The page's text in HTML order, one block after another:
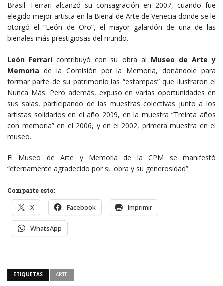
Brasil. Ferrari alcanzó su consagración en 2007, cuando fue
elegido mejor artista en la Bienal de Arte de Venecia donde se le
otorgó el “León de Oro”, el mayor galardón de una de las
bienales más prestigiosas del mundo.
León Ferrari contribuyó con su obra al Museo de Arte y
Memoria de la Comisión por la Memoria, donándole para
formar parte de su patrimonio las “estampas” que ilustraron el
Nunca Más. Pero además, expuso en varias oportunidades en
sus salas, participando de las muestras colectivas junto a los
artistas solidarios en el año 2009, en la muestra “Treinta años
con memoria” en el 2006, y en el 2002, primera muestra en el
museo.
El Museo de Arte y Memoria de la CPM se manifestó
“eternamente agradecido por su obra y su generosidad”.
Comparte esto:
X Facebook Imprimir
WhatsApp
ETIQUETAS ARTE